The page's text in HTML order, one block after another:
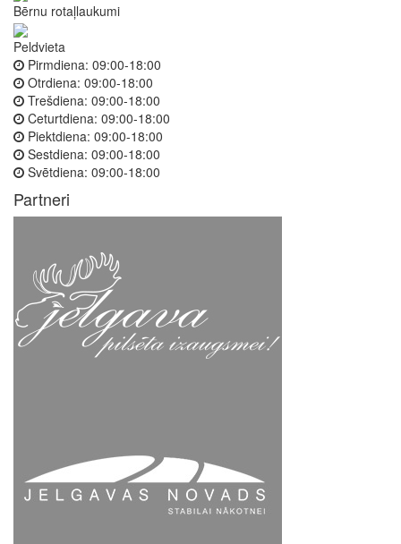
Bērnu rotaļlaukumi
Peldvieta
Pirmdiena: 09:00-18:00
Otrdiena: 09:00-18:00
Trešdiena: 09:00-18:00
Ceturtdiena: 09:00-18:00
Piektdiena: 09:00-18:00
Sestdiena: 09:00-18:00
Svētdiena: 09:00-18:00
Partneri